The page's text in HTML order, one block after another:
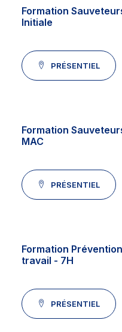
Formation
Initiale
PRÉSENTIEL
Formation
MAC
PRÉSENTIEL
Formation
travail - 7H
PRÉSENTIEL